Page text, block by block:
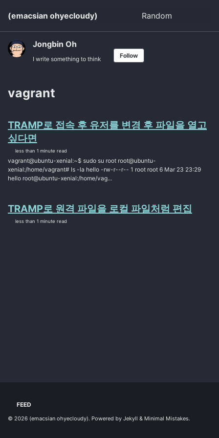
primary
navigation
content
footer
(emacsian ohyecloudy) Random
Jongbin Oh
I write something to think Follow
vagrant
TRAMP로 접속 후 유저를 변경 후 파일을 열고
싶다면
less than 1 minute read
vagrant@ubuntu-xenial:~$ sudo su root root@ubuntu-
xenial:/home/vagrant# ls -la hello -rw-r--r-- 1 root root 6 Mar 23 23:29
hello root@ubuntu-xenial:/home/vag...
TRAMP로 원격 파일을 로컬 파일처럼 편집
less than 1 minute read
FEED
© 2026 (emacsian ohyecloudy). Powered by Jekyll & Minimal Mistakes.